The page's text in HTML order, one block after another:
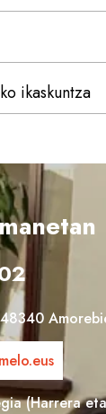
ikaskuntza
(Harrera